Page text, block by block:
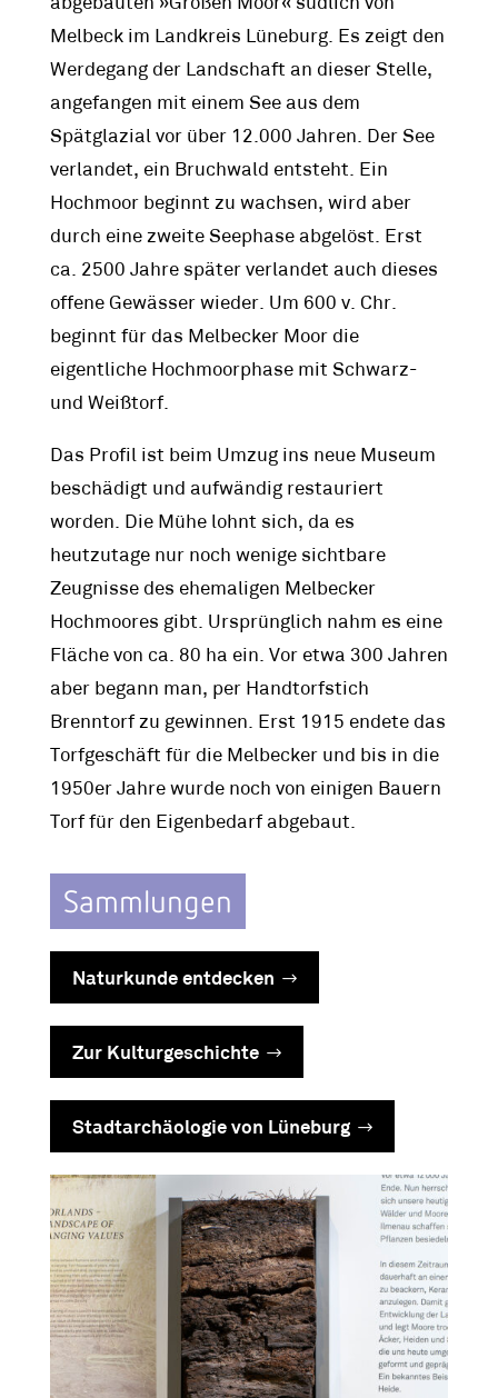
Melbeck im Landkreis Lüneburg. Es zeigt den
Werdegang der Landschaft an dieser Stelle,
angefangen mit einem See aus dem
Spätglazial vor über 12.000 Jahren. Der See
verlandet, ein Bruchwald entsteht. Ein
Hochmoor beginnt zu wachsen, wird aber
durch eine zweite Seephase abgelöst. Erst
ca. 2500 Jahre später verlandet auch dieses
offene Gewässer wieder. Um 600 v. Chr.
beginnt für das Melbecker Moor die
eigentliche Hochmoorphase mit Schwarz-
und Weißtorf.
Das Profil ist beim Umzug ins neue Museum
beschädigt und aufwändig restauriert
worden. Die Mühe lohnt sich, da es
heutzutage nur noch wenige sichtbare
Zeugnisse des ehemaligen Melbecker
Hochmoores gibt. Ursprünglich nahm es eine
Fläche von ca. 80 ha ein. Vor etwa 300 Jahren
aber begann man, per Handtorfstich
Brenntorf zu gewinnen. Erst 1915 endete das
Torfgeschäft für die Melbecker und bis in die
1950er Jahre wurde noch von einigen Bauern
Torf für den Eigenbedarf abgebaut.
Sammlungen
Naturkunde entdecken
Zur Kulturgeschichte
Stadtarchäologie von Lüneburg